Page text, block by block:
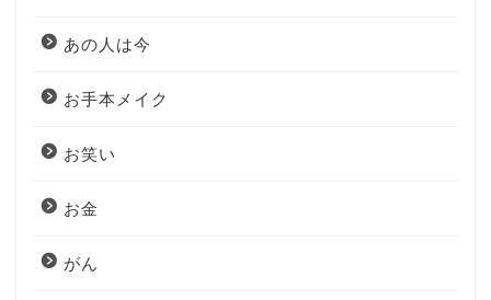
あの人は今
お手本メイク
お笑い
お金
がん